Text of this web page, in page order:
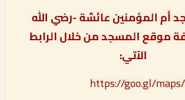
أم المؤمنين عائشة -رضي الله
موقع المسجد من خلال الرابط
الآتي:
https://goo.gl/